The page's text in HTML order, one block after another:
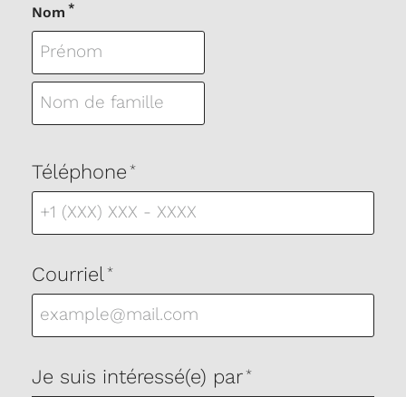
Nom *
Téléphone *
Courriel *
Je suis intéressé(e) par *